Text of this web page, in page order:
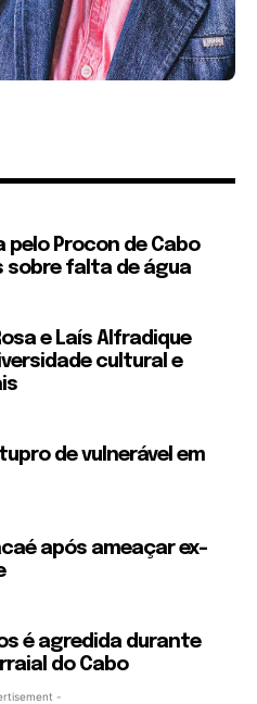
Procon de Cabo
sobre falta de água
e Laís Alfradique
cultural e
de vulnerável em
após ameaçar ex-
é agredida durante
do Cabo
-